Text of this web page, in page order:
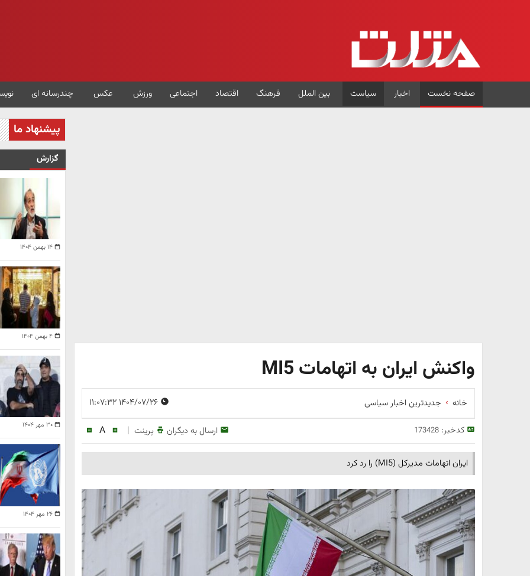
صفحه نخست اخبار سیاست بین الملل فرهنگ اقتصاد اجتماعی ورزش عکس چندرسانه ای
واکنش ایران به اتهامات MI5
خانه جدیدترین اخبار سیاسی
کدخبر:173428 ارسال به دیگران پرینت |
A
ایران اتهامات مدیرکل (MI5) را رد کرد
پیشنهاد ما
گزارش
۱۴ بهمن ۱۴۰۴
۴ بهمن ۱۴۰۴
۳۰ مهر ۱۴۰۴
۲۶ مهر ۱۴۰۴